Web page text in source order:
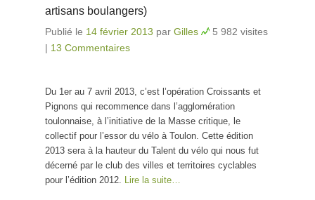
artisans boulangers)
Publié le 14 février 2013 par Gilles
5 982 visites
| 13 Commentaires
Du 1er au 7 avril 2013, c’est l’opération Croissants et
Pignons qui recommence dans l’agglomération
toulonnaise, à l’initiative de la Masse critique, le
collectif pour l’essor du vélo à Toulon. Cette édition
2013 sera à la hauteur du Talent du vélo qui nous fut
décerné par le club des villes et territoires cyclables
pour l’édition 2012. Lire la suite…